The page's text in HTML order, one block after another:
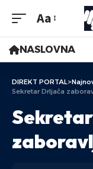
Aa
NASLOVNA
DIREKT PORTAL>
Sekretar Drljača